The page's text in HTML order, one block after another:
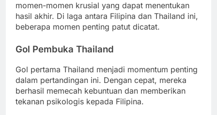
momen-momen krusial yang dapat menentukan
hasil akhir. Di laga antara Filipina dan Thailand ini,
beberapa momen penting patut dicatat.
Gol Pembuka Thailand
Gol pertama Thailand menjadi momentum penting
dalam pertandingan ini. Dengan cepat, mereka
berhasil memecah kebuntuan dan memberikan
tekanan psikologis kepada Filipina.